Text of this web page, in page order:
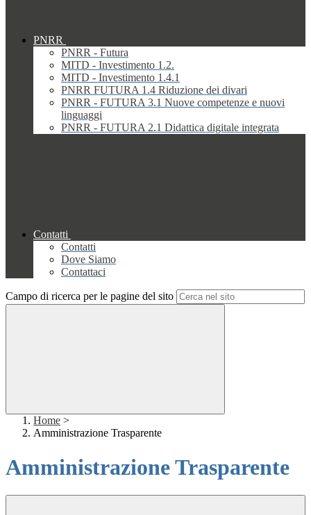
PNRR
PNRR - Futura
MITD - Investimento 1.2.
MITD - Investimento 1.4.1
PNRR FUTURA 1.4 Riduzione dei divari
PNRR - FUTURA 3.1 Nuove competenze e nuovi
linguaggi
PNRR - FUTURA 2.1 Didattica digitale integrata
Contatti
Contatti
Dove Siamo
Contattaci
Campo di ricerca per le pagine del sito
Home >
Amministrazione Trasparente
Amministrazione Trasparente